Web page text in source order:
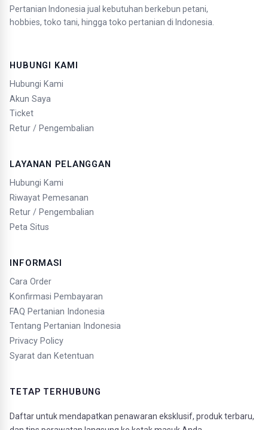
Pertanian Indonesia jual kebutuhan berkebun petani,
hobbies, toko tani, hingga toko pertanian di Indonesia.
HUBUNGI KAMI
Hubungi Kami
Akun Saya
Ticket
Retur / Pengembalian
LAYANAN PELANGGAN
Hubungi Kami
Riwayat Pemesanan
Retur / Pengembalian
Peta Situs
INFORMASI
Cara Order
Konfirmasi Pembayaran
FAQ Pertanian Indonesia
Tentang Pertanian Indonesia
Privacy Policy
Syarat dan Ketentuan
TETAP TERHUBUNG
Daftar untuk mendapatkan penawaran eksklusif, produk terbaru,